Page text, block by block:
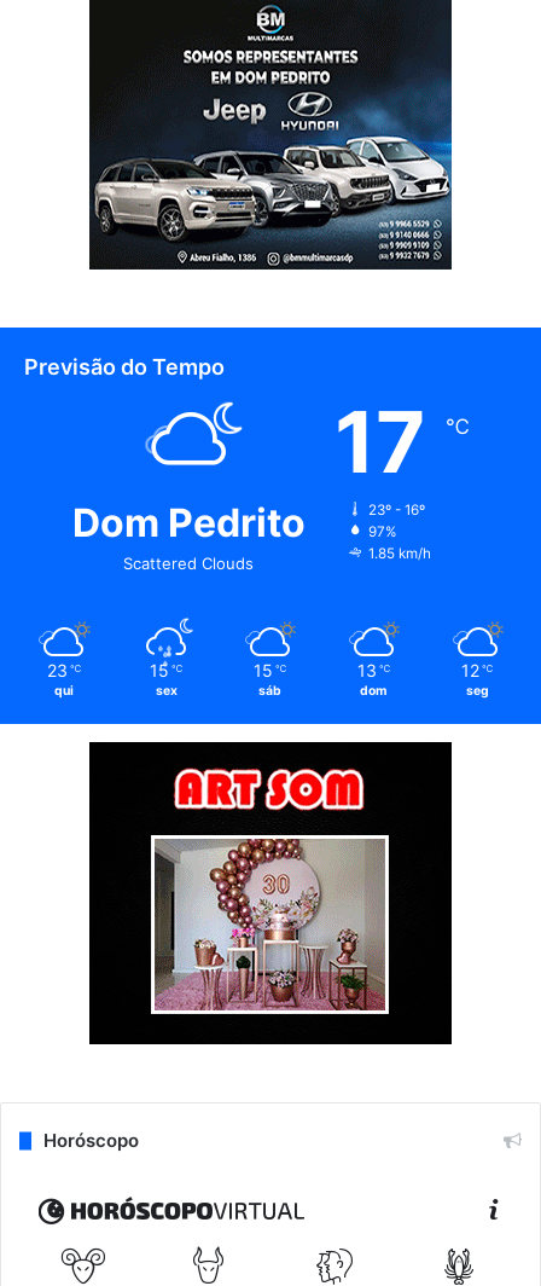
Previsão do Tempo
Dom Pedrito
Scattered Clouds
17 ℃
23º - 16º
97%
1.85 km/h
23 ℃
qui
15 ℃
sex
15 ℃
sáb
13 ℃
dom
12 ℃
seg
Horóscopo